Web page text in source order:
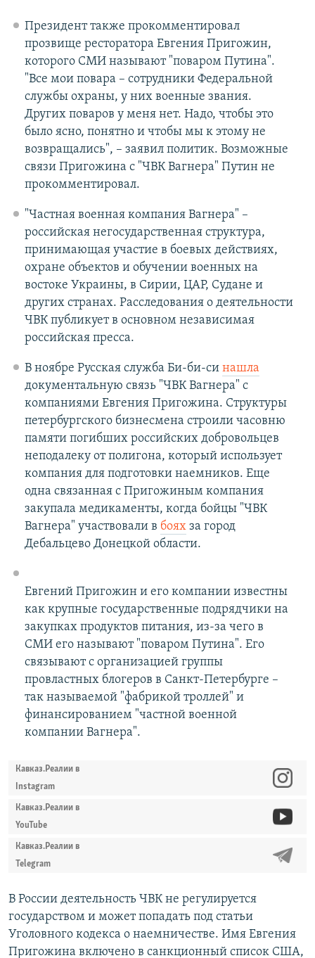
Президент также прокомментировал
прозвище ресторатора Евгения Пригожин,
которого СМИ называют "поваром Путина".
"Все мои повара – сотрудники Федеральной
службы охраны, у них военные звания.
Других поваров у меня нет. Надо, чтобы это
было ясно, понятно и чтобы мы к этому не
возвращались", – заявил политик. Возможные
связи Пригожина с "ЧВК Вагнера" Путин не
прокомментировал.
"Частная военная компания Вагнера" –
российская негосударственная структура,
принимающая участие в боевых действиях,
охране объектов и обучении военных на
востоке Украины, в Сирии, ЦАР, Судане и
других странах. Расследования о деятельности
ЧВК публикует в основном независимая
российская пресса.
В ноябре Русская служба Би-би-си нашла
документальную связь "ЧВК Вагнера" с
компаниями Евгения Пригожина. Структуры
петербургского бизнесмена строили часовню
памяти погибших российских добровольцев
неподалеку от полигона, который использует
компания для подготовки наемников. Еще
одна связанная с Пригожиным компания
закупала медикаменты, когда бойцы "ЧВК
Вагнера" участвовали в бояхза город
Дебальцево Донецкой области.
Евгений Пригожин и его компании известны
как крупные государственные подрядчики на
закупках продуктов питания, из-за чего в
СМИ его называют "поваром Путина". Его
связывают с организацией группы
провластных блогеров в Санкт-Петербурге –
так называемой "фабрикой троллей" и
финансированием "частной военной
компании Вагнера".
Кавказ.Реалии в
Instagram
Кавказ.Реалии в
YouTube
Кавказ.Реалии в
Telegram
В России деятельность ЧВК не регулируется
государством и может попадать под статьи
Уголовного кодекса о наемничестве. Имя Евгения
Пригожина включено в санкционный список США,